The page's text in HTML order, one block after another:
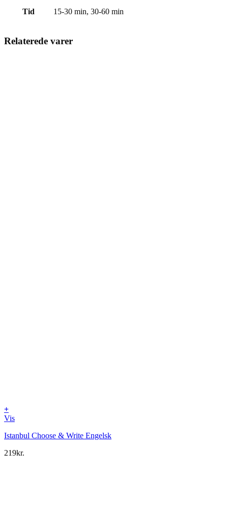
Tid 15-30 min, 30-60 min
Relaterede varer
+
Vis
Istanbul Choose & Write Engelsk
219kr.